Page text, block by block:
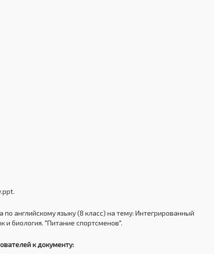
по английскому языку (8 класс) на тему: Интегрированный
и биология. "Питание спортсменов".
к документу: